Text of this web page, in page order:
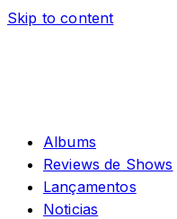
Skip to content
Albums
Reviews de Shows
Lançamentos
Noticias